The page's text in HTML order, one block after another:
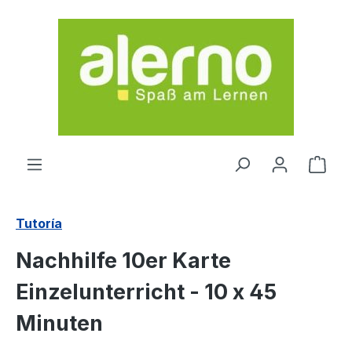
Saltar al contenido principal
El
Tutoría
Nachhilfe 10er Karte
Einzelunterricht - 10 x 45
Minuten